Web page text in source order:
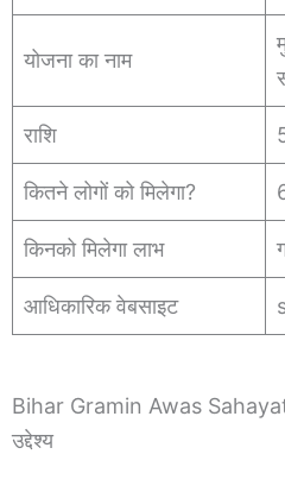
योजना का नाम
राशि
कितने लोगों को मिलेगा?
किनको मिलेगा लाभ
आधिकारिक वेबसाइट
Bihar Gramin Awas
उद्देश्य